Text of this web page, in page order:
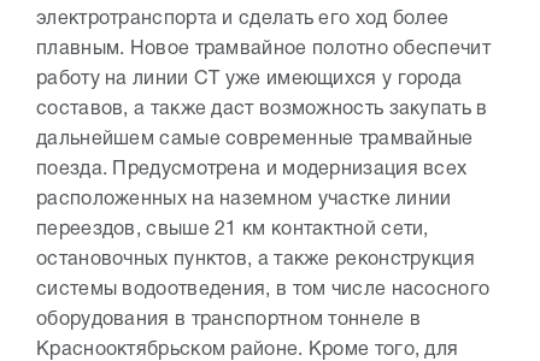
электротранспорта и сделать его ход более
плавным. Новое трамвайное полотно обеспечит
работу на линии СТ уже имеющихся у города
составов, а также даст возможность закупать в
дальнейшем самые современные трамвайные
поезда. Предусмотрена и модернизация всех
расположенных на наземном участке линии
переездов, свыше 21 км контактной сети,
остановочных пунктов, а также реконструкция
системы водоотведения, в том числе насосного
оборудования в транспортном тоннеле в
Краснооктябрьском районе. Кроме того, для